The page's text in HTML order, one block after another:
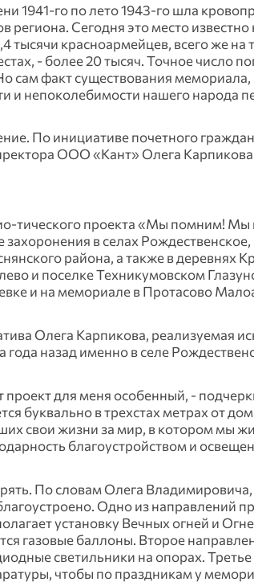
1941-го по лето 1943-го шла
Сегодня это место
тысячи красноармейцев, всего же на
- более 20 тысяч. Точное число
сам факт существования мемориала,
и непоколебимости нашего народа
По инициативе почетного
ООО «Кант» Олега Карпикова
тического проекта «Мы помним! Мы
в селах
района, а также в деревнях
и поселке Техникумовском
и на мемориале в Протасово
Олега Карпикова, реализуемая
года назад именно в селе
проект для меня особенный, -
буквально в трехстах метрах от
свои жизни за мир, в котором мы
благоустройством и
По словам Олега
Одно из направлений
установку Вечных огней и
газовые баллоны. Второе
светильники на опорах.
чтобы по праздникам у